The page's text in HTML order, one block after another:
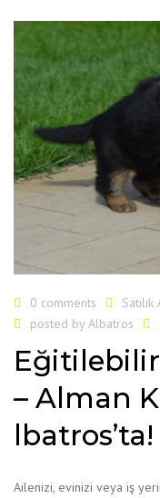
0 comments
posted by Albatros
– Alman
lbatros’ta!
Ailenizi, evinizi veya iş